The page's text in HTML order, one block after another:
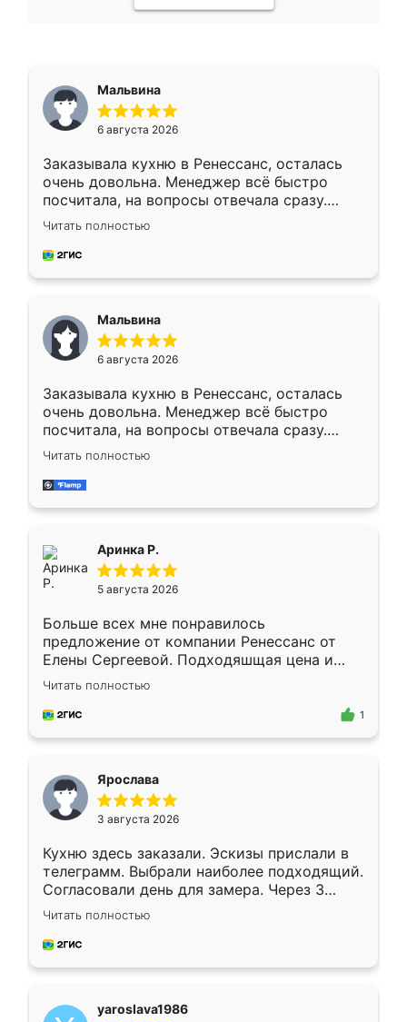
Мальвина
6 августа 2026
Заказывала кухню в Ренессанс, осталась
очень довольна. Менеджер всё быстро
посчитала, на вопросы отвечала сразу.
Замерщик приехал в субботу, подошёл к
делу со всей ответственностью. Собрали
за день, ребята работали аккуратно, даже
Читать полностью
Мальвина
6 августа 2026
Заказывала кухню в Ренессанс, осталась
очень довольна. Менеджер всё быстро
посчитала, на вопросы отвечала сразу.
Замерщик приехал в субботу, подошёл к
делу со всей ответственностью. Собрали
за день, ребята работали аккуратно, даже
Читать полностью
Аринка Р.
5 августа 2026
Больше всех мне понравилось
предложение от компании Ренессанс от
Елены Сергеевой. Подходяшщая цена и
короткие сроки изготовления. Приехавший
для замера сотрудник Владислав
предложил по моему эскизу самый
Читать полностью
1
Ярослава
3 августа 2026
Кухню здесь заказали. Эскизы прислали в
телеграмм. Выбрали наиболее подходящий.
Согласовали день для замера. Через 3
недели кухня была уже готова. Остались
довольны работой. Спасибо Ренессанс
мебель за качественную работу!
Читать полностью
yaroslava1986